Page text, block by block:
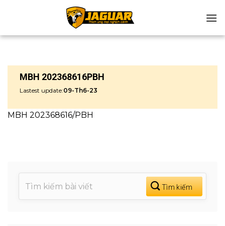
MBH 202368616PBH
Lastest update:09-Th6-23
MBH 202368616/PBH